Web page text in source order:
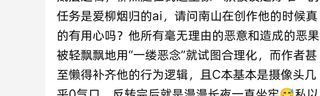
任务是爱柳烟归的ai，请问南山在创作他的时候真
的有用心吗？他所有毫无理由的恶意和造成的恶果
被轻飘飘地用“一缕恶念”就试图合理化，而作者甚
至懒得补齐他的行为逻辑，且C本基本是摄像头几